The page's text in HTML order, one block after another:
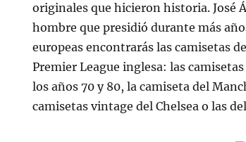
originales que hicieron historia. José
hombre que presidió durante más
europeas encontrarás las camisetas
Premier League inglesa: las
los años 70 y 80, la camiseta del
camisetas vintage del Chelsea o las